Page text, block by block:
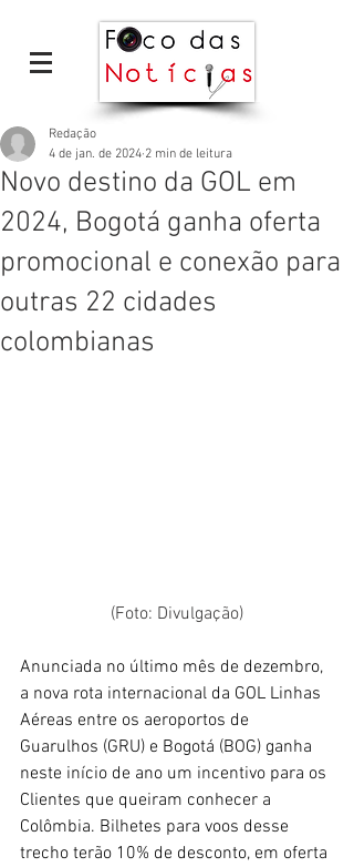
Novo destino da GOL em
2024, Bogotá ganha oferta
promocional e conexão para
outras 22 cidades
colombianas
Redação
4 de jan. de 2024 2 min de leitura
(Foto: Divulgação)
Anunciada no último mês de dezembro,
a nova rota internacional da GOL Linhas
Aéreas entre os aeroportos de
Guarulhos (GRU) e Bogotá (BOG) ganha
neste início de ano um incentivo para os
Clientes que queiram conhecer a
Colômbia. Bilhetes para voos desse
trecho terão 10% de desconto, em oferta